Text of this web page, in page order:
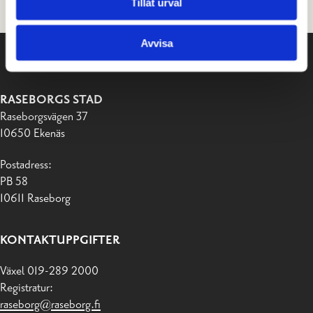
Avvisa
RASEBORGS STAD
Raseborgsvägen 37
10650 Ekenäs
Postadress:
PB 58
10611 Raseborg
KONTAKTUPPGIFTER
Växel 019-289 2000
Registratur:
raseborg@raseborg.fi